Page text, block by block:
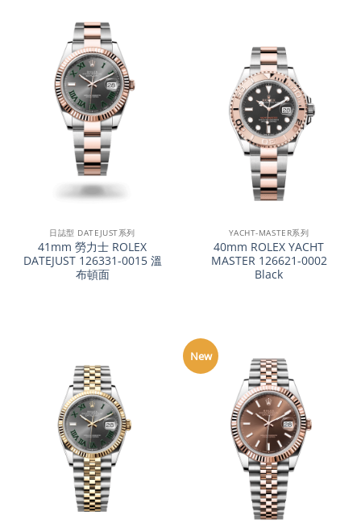
日誌型 DATEJUST系列
41mm 勞力士 ROLEX
DATEJUST 126331-0015 溫
布頓面
YACHT-MASTER系列
40mm ROLEX YACHT
MASTER 126621-0002
Black
New